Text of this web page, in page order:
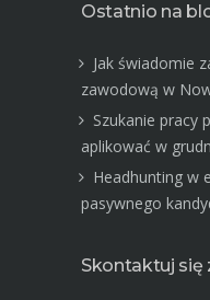
Ostatnio na
Jak świadomie
zawodową w
Szukanie pracy
aplikować w
Headhunting w
pasywnego
Skontaktuj się